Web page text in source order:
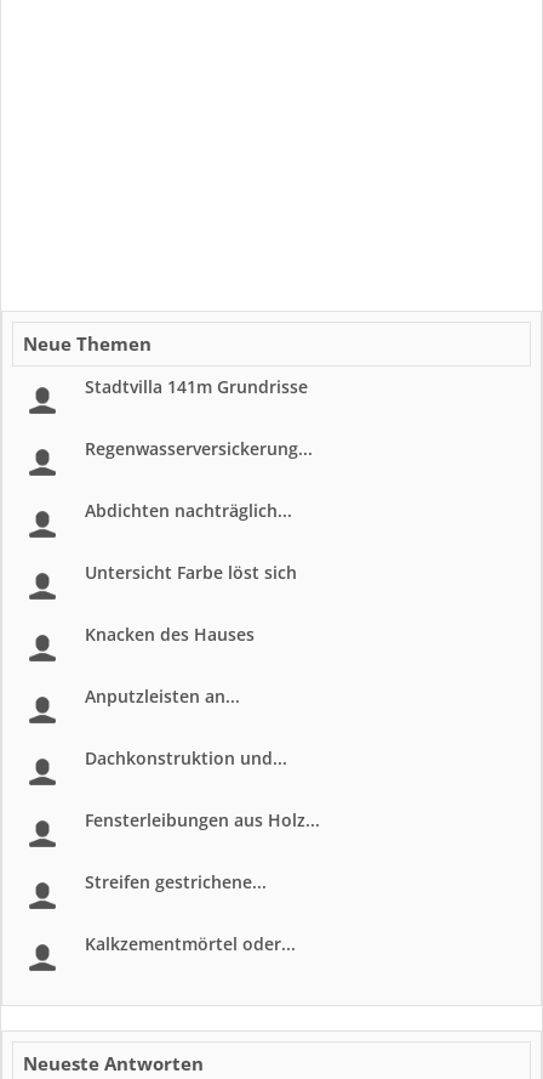
Neue Themen
Stadtvilla 141m Grundrisse
Regenwasserversickerung...
Abdichten nachträglich...
Untersicht Farbe löst sich
Knacken des Hauses
Anputzleisten an...
Dachkonstruktion und...
Fensterleibungen aus Holz...
Streifen gestrichene...
Kalkzementmörtel oder...
Neueste Antworten